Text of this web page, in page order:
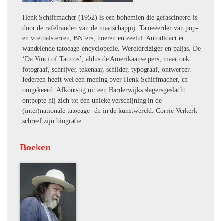
Henk Schiffmacher (1952) is een bohemien die gefascineerd is
door de rafelranden van de maatschappij. Tatoeëerder van pop-
en voetbalsterren, BN’ers, hoeren en zeelui. Autodidact en
wandelende tatoeage-encyclopedie. Wereldreiziger en paljas. De
‘Da Vinci of Tattoos’, aldus de Amerikaanse pers, maar ook
fotograaf, schrijver, tekenaar, schilder, typograaf, ontwerper.
Iedereen heeft wel een mening over Henk Schiffmacher, en
omgekeerd. Afkomstig uit een Harderwijks slagersgeslacht
ontpopte hij zich tot een unieke verschijning in de
(inter)nationale tatoeage- én in de kunstwereld. Corrie Verkerk
schreef zijn biografie.
Boeken